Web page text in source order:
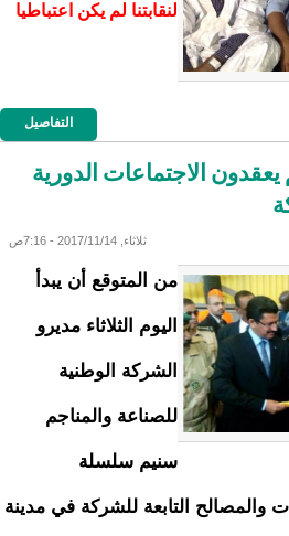
لنقابتنا لم يكن اعتباطيا
التفاصيل
الاجتماعات الدورية
ثلاثاء, 2017/11/14 - 7:16ص
من المتوقع أن يبدأ
اليوم الثلاثاء مديرو
الشركة الوطنية
للصناعة والمناجم
سنيم سلسلة
والمصالح التابعة للشركة في مدينة